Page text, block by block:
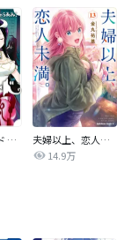
オーバーロード 不死者のOh!
夫婦以上、恋人未満。【分冊版】
14.9万